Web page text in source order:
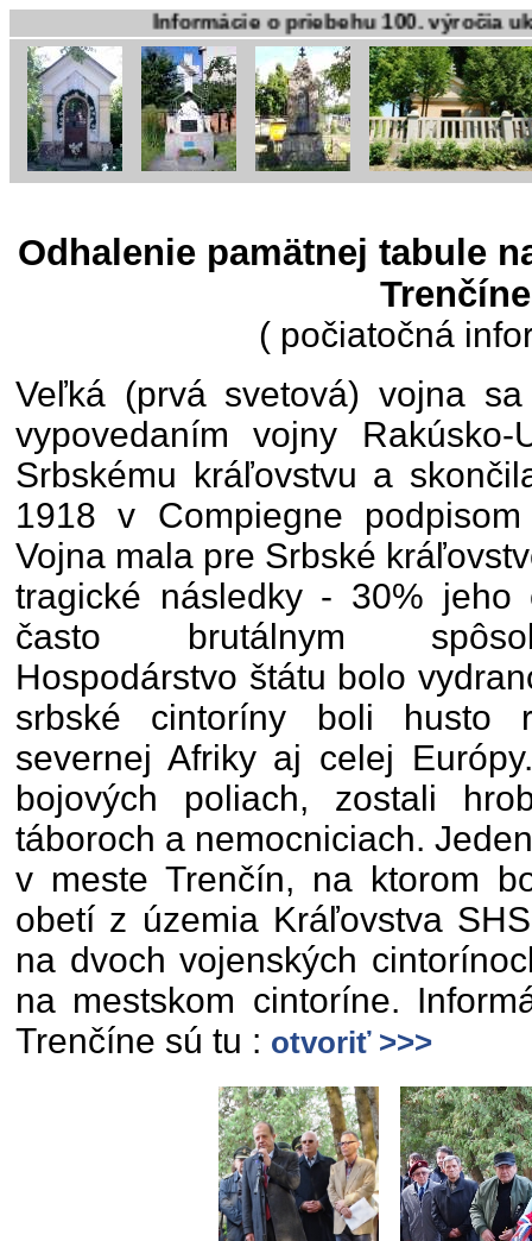
Informácie o priebehu 100. výročia ukončenia
Odhalenie pamätnej tabule
Trenčíne
( počiatočná
Veľká (prvá svetová) vojna
vypovedaním vojny Rakúsko-
Srbskému kráľovstvu a
1918 v Compiegne
Vojna mala pre Srbské
tragické následky - 30%
často brutálnym
Hospodárstvo štátu bolo
srbské cintoríny boli husto
severnej Afriky aj celej
bojových poliach, zostali
táboroch a nemocniciach.
v meste Trenčín, na ktorom
obetí z územia Kráľovstva
na dvoch vojenských
na mestskom cintoríne.
Trenčíne sú tu : otvoriť >>>